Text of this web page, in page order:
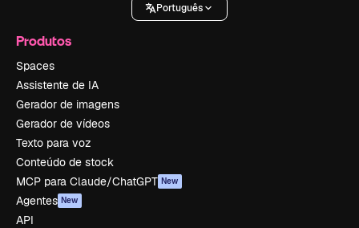
Português
Produtos
Spaces
Assistente de IA
Gerador de imagens
Gerador de vídeos
Texto para voz
Conteúdo de stock
MCP para Claude/ChatGPT New
Agentes New
API